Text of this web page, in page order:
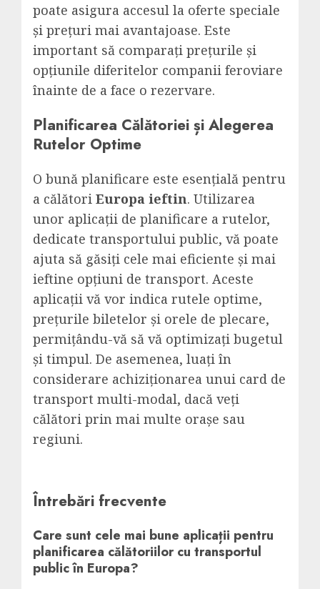
poate asigura accesul la oferte speciale
și prețuri mai avantajoase. Este
important să comparați prețurile și
opțiunile diferitelor companii feroviare
înainte de a face o rezervare.
Planificarea Călătoriei și Alegerea
Rutelor Optime
O bună planificare este esențială pentru
a călători Europa ieftin. Utilizarea
unor aplicații de planificare a rutelor,
dedicate transportului public, vă poate
ajuta să găsiți cele mai eficiente și mai
ieftine opțiuni de transport. Aceste
aplicații vă vor indica rutele optime,
prețurile biletelor și orele de plecare,
permițându-vă să vă optimizați bugetul
și timpul. De asemenea, luați în
considerare achiziționarea unui card de
transport multi-modal, dacă veți
călători prin mai multe orașe sau
regiuni.
Întrebări frecvente
Care sunt cele mai bune aplicații pentru
planificarea călătoriilor cu transportul
public în Europa?